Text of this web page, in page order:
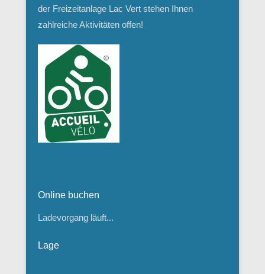
der Freizeitanlage Lac Vert stehen Ihnen
zahlreiche Aktivitäten offen!
Online buchen
Ladevorgang läuft...
Lage